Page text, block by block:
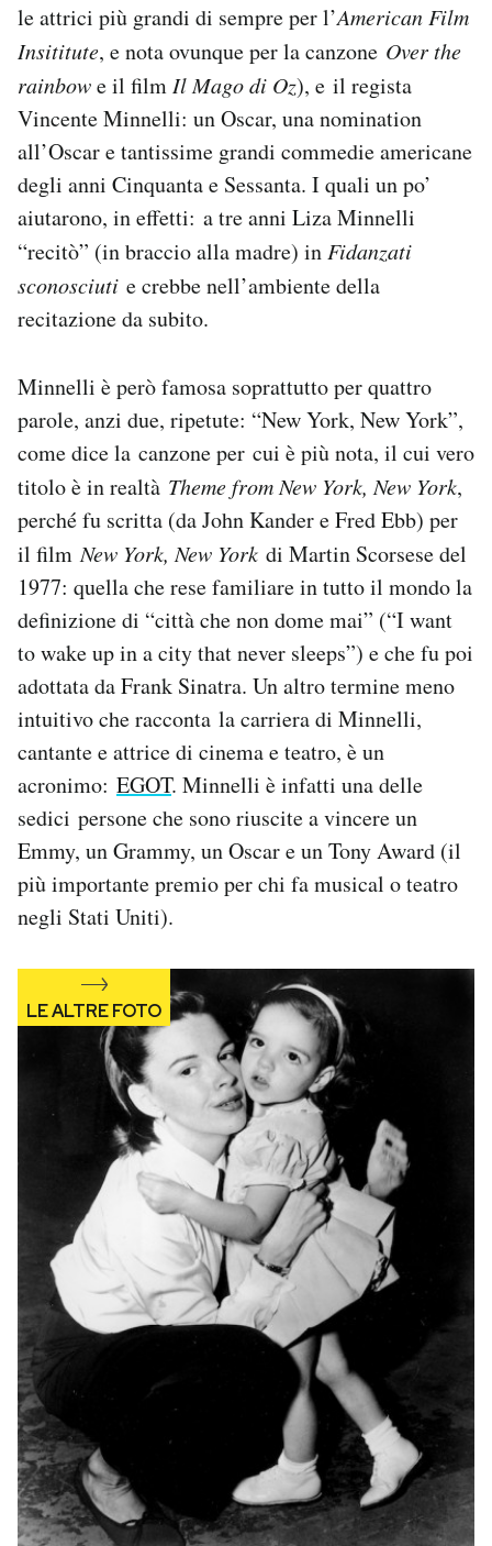
Area Personale
Newsletter
Notifiche mobile
Regala il Post
Hai bisogno di aiuto?
le attrici più grandi di sempre per l’American Film
Insititute, e nota ovunque per la canzone Over the
rainbowe il filmIl Mago di Oz), e il regista
Vincente Minnelli: un Oscar, una nomination
all’Oscar e tantissime grandi commedie americane
degli anni Cinquanta e Sessanta. I quali un po’
aiutarono, in effetti: a tre anni Liza Minnelli
“recitò” (in braccio alla madre) inFidanzati
sconosciuti e crebbe nell’ambiente della
recitazione da subito.
Minnelli è però famosa soprattutto per quattro
parole, anzi due, ripetute: “New York, New York”,
come dice la canzone per cui è più nota, il cui vero
titolo è in realtà Theme from New York, New York,
perché fu scritta (da John Kander e Fred Ebb) per
il filmNew York, New York di Martin Scorsese del
1977: quella che rese familiare in tutto il mondo la
definizione di “città che non dome mai” (“I want
to wake up in a city that never sleeps”) e che fu poi
adottata da Frank Sinatra. Un altro termine meno
intuitivo che racconta la carriera di Minnelli,
cantante e attrice di cinema e teatro, è un
acronimo: EGOT. Minnelli è infatti una delle
sedici persone che sono riuscite a vincere un
Emmy, un Grammy, un Oscar e un Tony Award (il
più importante premio per chi fa musical o teatro
negli Stati Uniti).